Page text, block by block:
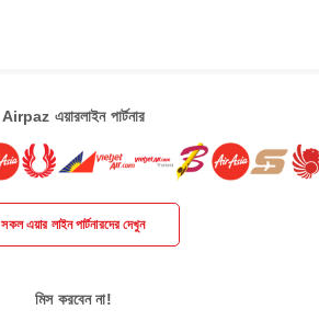
Airpaz এয়ারলাইন পার্টনার
সকল এয়ার লাইন পার্টনারদের দেখুন
মিস করবেন না!